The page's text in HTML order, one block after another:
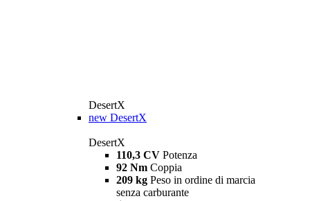
DesertX
new DesertX
DesertX
110,3 CV Potenza
92 Nm Coppia
209 kg Peso in ordine di marcia
senza carburante